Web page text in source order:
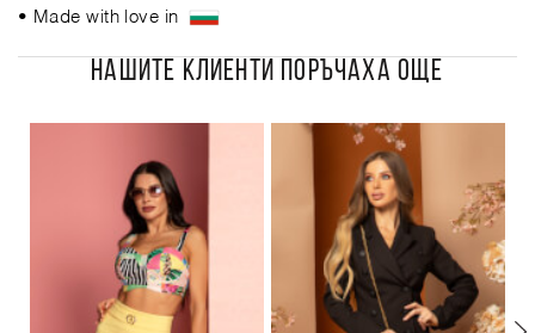
• Made with love in
НАШИТЕ КЛИЕНТИ ПОРЪЧАХА ОЩЕ